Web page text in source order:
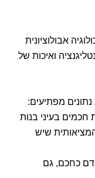
פסיכולוגיה אבולוציונית
ואיכות של
חכמים בעיני בנות
שיש
כחכם, גם